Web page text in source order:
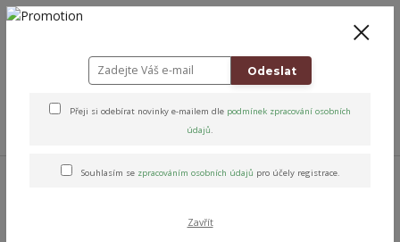
+420 778 743 310
Přírodní péče & Dobroty Káva & Matcha
Dárkové balíčky
Odeslat
Přeji si odebírat novinky e-mailem dle podmínek zpracování osobních
údajů.
Souhlasím se zpracováním osobních údajů pro účely registrace.
Zavřít